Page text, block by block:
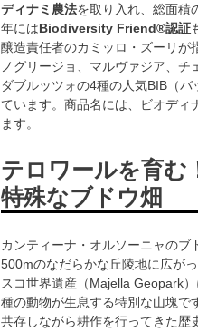
ディナミ農法を取り入れ、総面積
年にはBiodiversity Friend®認証
醸造責任者のカミッロ・ズーリが
ノグリージョ、マルヴァジア、チ
ダブルッツォの4種の人気BIB（
ています。商品名には、ビオデ
ます。
テロワールを育む
特殊なブドウ畑
カンティーナ・オルソーニャのブ
500mのなだらかな丘陵地に広が
スコ世界遺産（Majella Geopark
種の動物が生息する特別な山塊で
共存しながら耕作を行ってきた歴